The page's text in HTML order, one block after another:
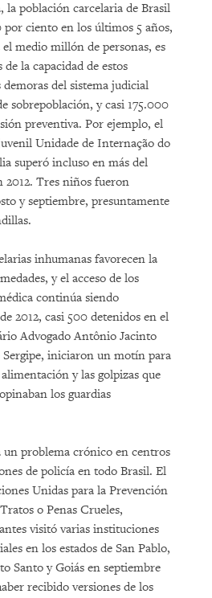
la población carcelaria de Brasil
por ciento en los últimos 5 años,
medio millón de personas, es
la capacidad de estos
del sistema judicial
sobrepoblación, y casi 175.000
preventiva. Por ejemplo, el
Unidade de Internação do
superó incluso en más del
2012. Tres niños fueron
y septiembre, presuntamente
inhumanas favorecen la
y el acceso de los
continúa siendo
2012, casi 500 detenidos en el
Advogado Antônio Jacinto
Sergipe, iniciaron un motín para
y las golpizas que
los guardias
problema crónico en centros
de policía en todo Brasil. El
Unidas para la Prevención
o Penas Crueles,
visitó varias instituciones
en los estados de San Pablo,
Santo y Goiás en septiembre
recibido versiones de los